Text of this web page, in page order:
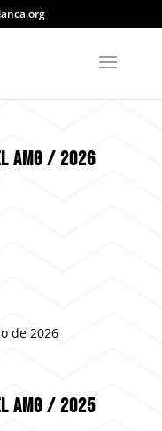
AMG /2026
de 2026
AMG /2025